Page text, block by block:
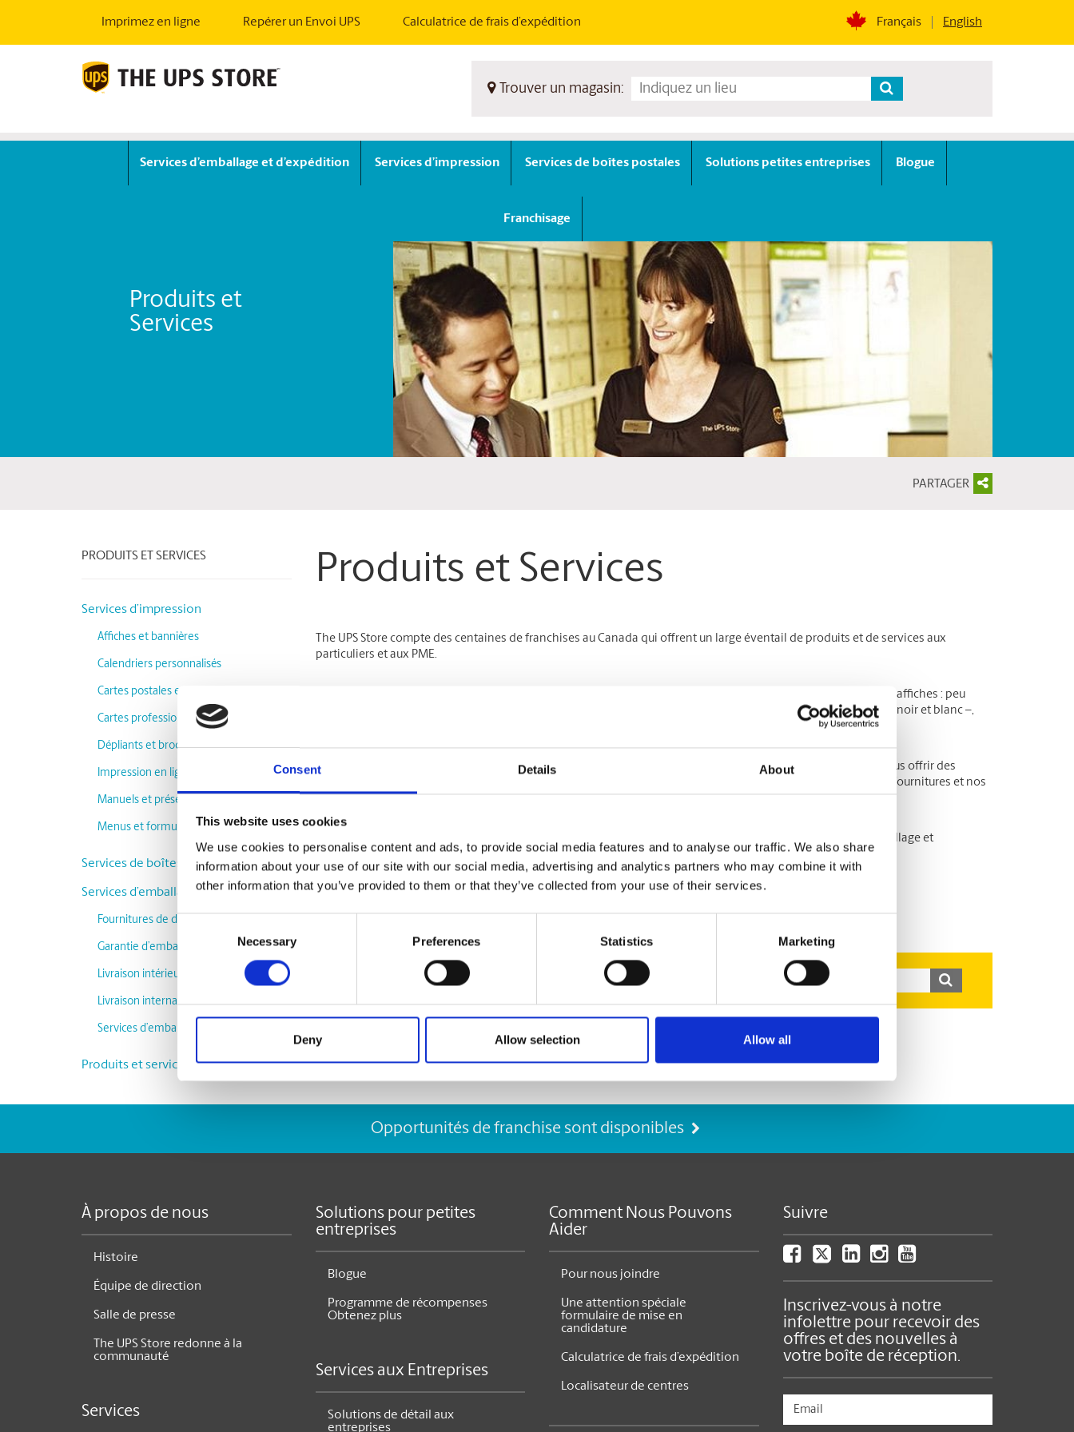
Consent Details About
This website uses cookies
We use cookies to personalise content and ads, to provide social media features and to analyse our traffic. We also share
information about your use of our site with our social media, advertising and analytics partners who may combine it with
other information that you’ve provided to them or that they’ve collected from your use of their services.
Selection
Necessary Preferences Statistics Marketing
Deny Allow selection Allow all
Imprimez en ligne Repérer un Envoi UPS Calculatrice de frais d’expédition Français English
Trouver un magasin:
Services d’emballage et d’expédition Services d’impression Services de boîtes postales Solutions petites entreprises Blogue
Franchisage
Produits et
Services
PARTAGER
Produits et Services
The UPS Store compte des centaines de franchises au Canada qui offrent un large éventail de produits et de services aux
particuliers et aux PME.
Cartes professionnelles, calendriers personnalisés, présentations commerciales, dépliants, cartes postales ou affiches : peu
importe le type de document que vous souhaitez imprimer – en grande ou en petite quantité, en couleur ou en noir et blanc –,
Besoin des services d’un messager ? The UPS Store Canada parcourt la ville, le pays et le monde entier pour vous offrir des
solutions de livraison intérieure et internationale. C’est sans compter nos services d’emballage complets, nos fournitures et nos
Que vous recherchiez des solutions de photocopie et d’impression en ligne, de finition de documents, d’emballage et
d’expédition ou de boîtes postales, vous trouverez tout ce qu’il vous faut au centre The UPS Store le plus près.
Entrez votre Adresse, Ville, Province ou Code Postal:
PRODUITS ET SERVICES
Services d’impression
Affiches et bannières
Calendriers personnalisés
Cartes postales et invitations
Cartes professionnelles et papeterie
Dépliants et brochures
Impression en ligne
Manuels et présentations
Menus et formulaires
Services de boîtes postales
Services d’emballage et d’expédition
Fournitures de déménagement
Garantie d’emballage et d’expédition
Livraison intérieure
Livraison internationale
Services d’emballage
Produits et services complémentaires
Opportunités de franchise sont disponibles
À propos de nous
Histoire
Équipe de direction
Salle de presse
The UPS Store redonne à la
communauté
Services
Solutions pour petites
entreprises
Blogue
Programme de récompenses
Obtenez plus
Services aux Entreprises
Solutions de détail aux
entreprises
Comment Nous Pouvons
Aider
Pour nous joindre
Une attention spéciale
formulaire de mise en
candidature
Calculatrice de frais d’expédition
Localisateur de centres
Suivre
Inscrivez-vous à notre
infolettre pour recevoir des
offres et des nouvelles à
votre boîte de réception.